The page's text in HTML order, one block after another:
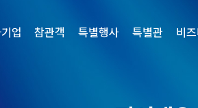
업 참관객 특별행사 특별관 비